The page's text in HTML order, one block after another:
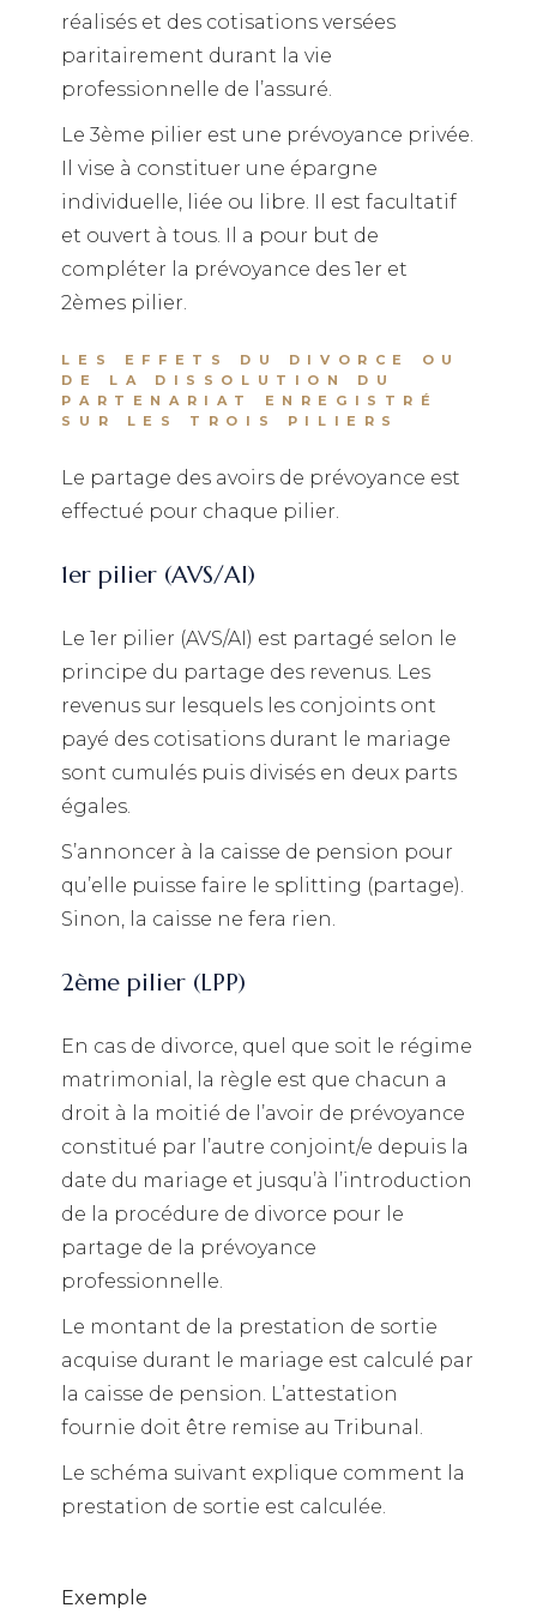
réalisés et des cotisations versées
paritairement durant la vie
professionnelle de l’assuré.
Le 3ème pilier est une prévoyance privée.
Il vise à constituer une épargne
individuelle, liée ou libre. Il est facultatif
et ouvert à tous. Il a pour but de
compléter la prévoyance des 1er et
2èmes pilier.
LES EFFETS DU DIVORCE OU
DE LA DISSOLUTION DU
PARTENARIAT ENREGISTRÉ
SUR LES TROIS PILIERS
Le partage des avoirs de prévoyance est
effectué pour chaque pilier.
1er pilier (AVS/AI)
Le 1er pilier (AVS/AI) est partagé selon le
principe du partage des revenus. Les
revenus sur lesquels les conjoints ont
payé des cotisations durant le mariage
sont cumulés puis divisés en deux parts
égales.
S’annoncer à la caisse de pension pour
qu’elle puisse faire le splitting (partage).
Sinon, la caisse ne fera rien.
2ème pilier (LPP)
En cas de divorce, quel que soit le régime
matrimonial, la règle est que chacun a
droit à la moitié de l’avoir de prévoyance
constitué par l’autre conjoint/e depuis la
date du mariage et jusqu’à l’introduction
de la procédure de divorce pour le
partage de la prévoyance
professionnelle.
Le montant de la prestation de sortie
acquise durant le mariage est calculé par
la caisse de pension. L’attestation
fournie doit être remise au Tribunal.
Le schéma suivant explique comment la
prestation de sortie est calculée.
Exemple